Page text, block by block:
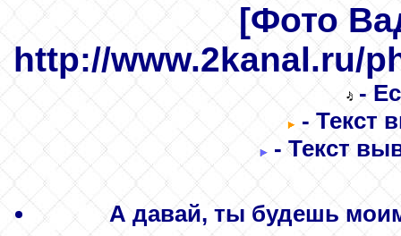
[Фото
http://www.2kanal.ru/
-
- Текст
- Текст
А давай, ты будешь